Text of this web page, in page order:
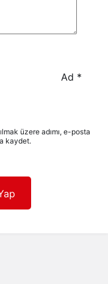
Ad *
üzere adımı, e-posta
kaydet.